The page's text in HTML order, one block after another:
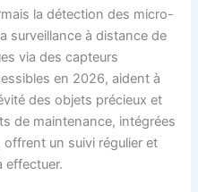
la détection des micro-
surveillance à distance de
via des capteurs
en 2026, aident à
des objets précieux et
de maintenance, intégrées
un suivi régulier et
effectuer.